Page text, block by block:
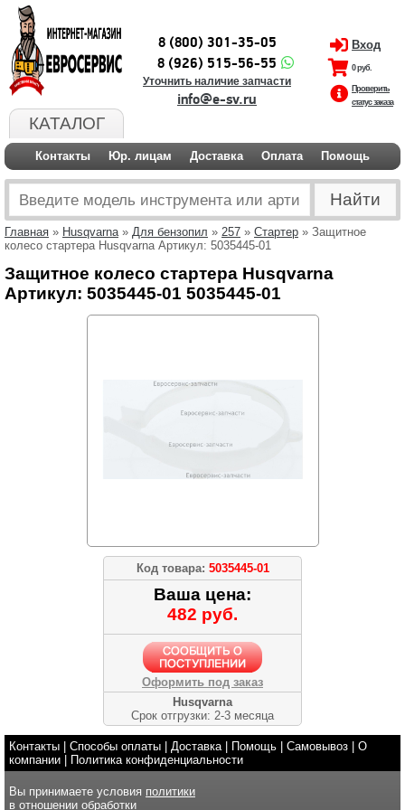
КАТАЛОГ
8 (800) 301-35-05
8 (926) 515-56-55
Уточнить наличие запчасти
info@e-sv.ru
Вход
0 руб.
Проверить
статус заказа
Контакты Юр. лицам Доставка Оплата Помощь
Главная » Husqvarna» Для бензопил » 257 » Стартер » Защитное
колесо стартера Husqvarna Артикул: 5035445-01
Защитное колесо стартера Husqvarna
Артикул: 5035445-01 5035445-01
Код товара: 5035445-01
Ваша цена:
482 руб.
Оформить под заказ
Husqvarna
Срок отгрузки: 2-3 месяца
Контакты Способы оплаты Доставка| Помощь Самовывоз
О
компании
Политика конфиденциальности
Вы принимаете условия политики
в отношении обработки